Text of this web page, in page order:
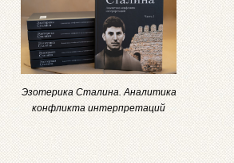
Эзотерика Сталина. Аналитика
конфликта интерпретаций